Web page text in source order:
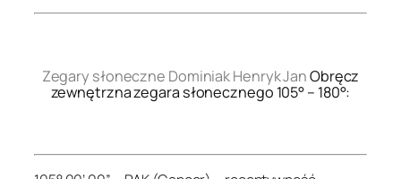
Zegary słoneczne Dominiak Henryk JanObręcz
zewnętrzna zegara słonecznego 105° – 180°: